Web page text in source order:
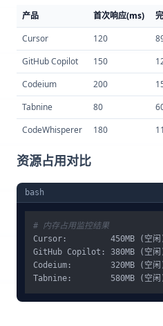
产品 首次响应(ms)
Cursor
120
GitHub Copilot
150
Codeium
200
Tabnine
80
CodeWhisperer
180
资源占用对比
bash
# 内存占用监控结果
Cursor:         450MB (空闲
GitHub Copilot: 380MB (空
Codeium:        320MB (空闲